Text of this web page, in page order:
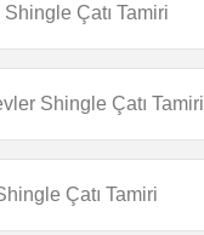
Shingle Çatı Tamiri
Shingle Çatı Tamiri
Çatı Tamiri